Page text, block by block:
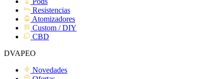
Resistencias
Atomizadores
Custom / DIY
CBD
DVAPEO
Novedades